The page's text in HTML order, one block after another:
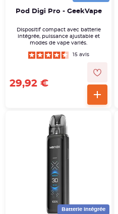
Pod Digi Pro - GeekVape
Dispositif compact avec batterie
intégrée, puissance ajustable et
modes de vape variés.
15 avis
29,92 €
Batterie intégrée